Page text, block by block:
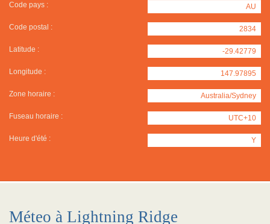
Code pays : AU
Code postal : 2834
Latitude : -29.42779
Longitude : 147.97895
Zone horaire : Australia/Sydney
Fuseau horaire : UTC+10
Heure d'été : Y
Méteo à Lightning Ridge